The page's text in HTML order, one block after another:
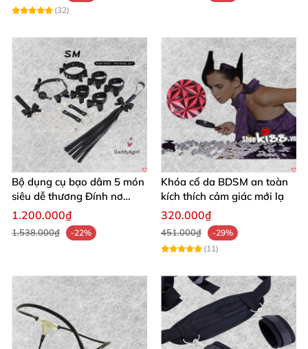
(32)
Bộ dụng cụ bạo dâm 5 món
siêu dễ thương Đính nơ
quyến rũ kích thích
1.200.000₫
1.538.000₫ -22%
Khóa cổ da BDSM an toàn
kích thích cảm giác mới lạ
320.000₫
451.000₫
-29%
(11)